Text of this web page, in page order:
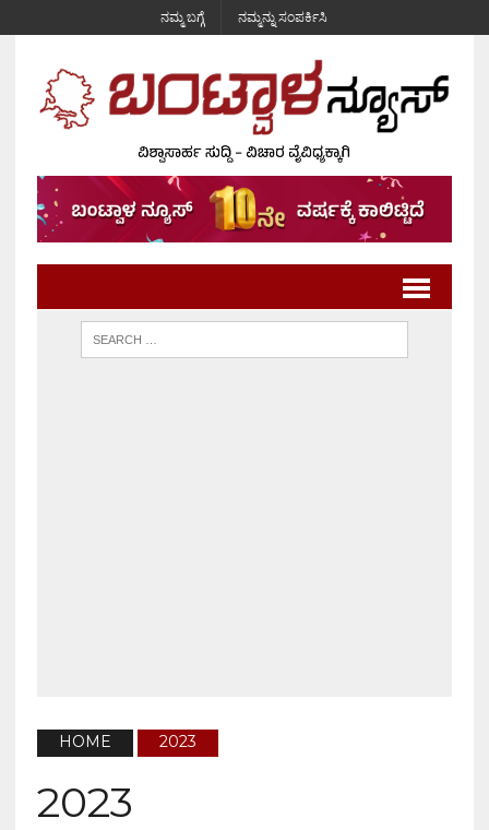
ನಮ್ಮ ಬಗ್ಗೆ ನಮ್ಮನ್ನು ಸಂಪರ್ಕಿಸಿ
HOME 2023
2023